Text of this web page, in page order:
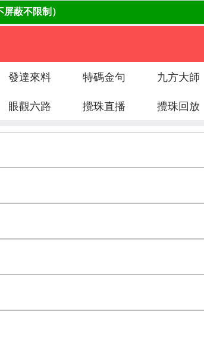
發達來料 特碼金句 九方大師
眼觀六路 攪珠直播 攪珠回放